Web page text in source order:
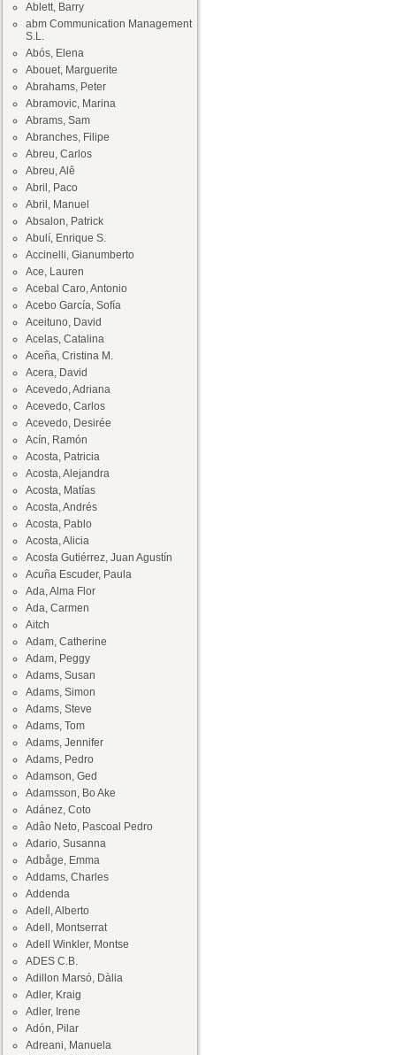
Ablett, Barry
abm Communication Management
S.L.
Abós, Elena
Abouet, Marguerite
Abrahams, Peter
Abramovic, Marina
Abrams, Sam
Abranches, Filipe
Abreu, Carlos
Abreu, Alê
Abril, Paco
Abril, Manuel
Absalon, Patrick
Abulí, Enrique S.
Accinelli, Gianumberto
Ace, Lauren
Acebal Caro, Antonio
Acebo García, Sofía
Aceituno, David
Acelas, Catalina
Aceña, Cristina M.
Acera, David
Acevedo, Adriana
Acevedo, Carlos
Acevedo, Desirée
Acín, Ramón
Acosta, Patricia
Acosta, Alejandra
Acosta, Matías
Acosta, Andrés
Acosta, Pablo
Acosta, Alicia
Acosta Gutiérrez, Juan Agustín
Acuña Escuder, Paula
Ada, Alma Flor
Ada, Carmen
Aitch
Adam, Catherine
Adam, Peggy
Adams, Susan
Adams, Simon
Adams, Steve
Adams, Tom
Adams, Jennifer
Adams, Pedro
Adamson, Ged
Adamsson, Bo Ake
Adánez, Coto
Adâo Neto, Pascoal Pedro
Adario, Susanna
Adbåge, Emma
Addams, Charles
Addenda
Adell, Alberto
Adell, Montserrat
Adell Winkler, Montse
ADES C.B.
Adillon Marsó, Dàlia
Adler, Kraig
Adler, Irene
Adón, Pilar
Adreani, Manuela